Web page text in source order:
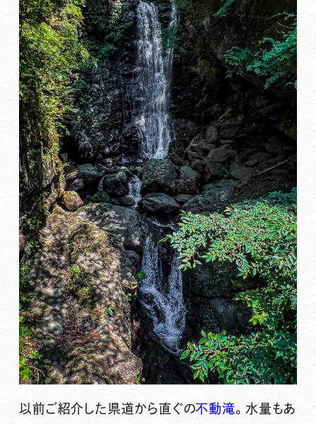
以前ご紹介した県道から直ぐの不動滝。水量もあ